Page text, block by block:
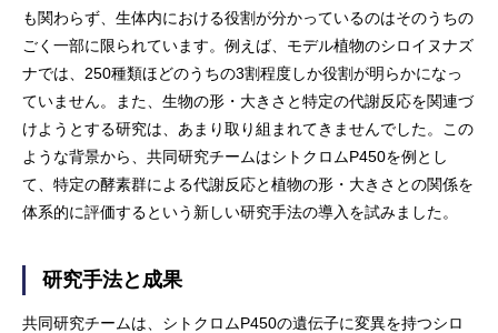
も関わらず、生体内における役割が分かっているのはそのうちの
ごく一部に限られています。例えば、モデル植物のシロイヌナズ
ナでは、250種類ほどのうちの3割程度しか役割が明らかになっ
ていません。また、生物の形・大きさと特定の代謝反応を関連づ
けようとする研究は、あまり取り組まれてきませんでした。この
ような背景から、共同研究チームはシトクロムP450を例とし
て、特定の酵素群による代謝反応と植物の形・大きさとの関係を
体系的に評価するという新しい研究手法の導入を試みました。
研究手法と成果
共同研究チームは、シトクロムP450の遺伝子に変異を持つシロ